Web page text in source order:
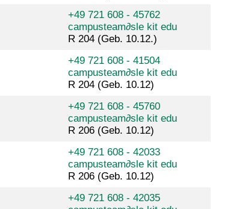
+49 721 608 - 45762
campusteam∂sle kit edu
R 204 (Geb. 10.12.)
+49 721 608 - 41504
campusteam∂sle kit edu
R 204 (Geb. 10.12)
+49 721 608 - 45760
campusteam∂sle kit edu
R 206 (Geb. 10.12)
+49 721 608 - 42033
campusteam∂sle kit edu
R 206 (Geb. 10.12)
+49 721 608 - 42035